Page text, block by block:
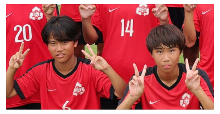
に進んで上陸した台風は過去にも3例しかない。もしも、
茨城県か福島県に上陸すれば初のケースとなる。
ト
数
数